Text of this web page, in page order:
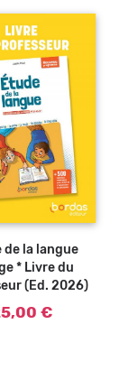
Ajouter au
de la langue
* Livre du
(Ed. 2026)
€